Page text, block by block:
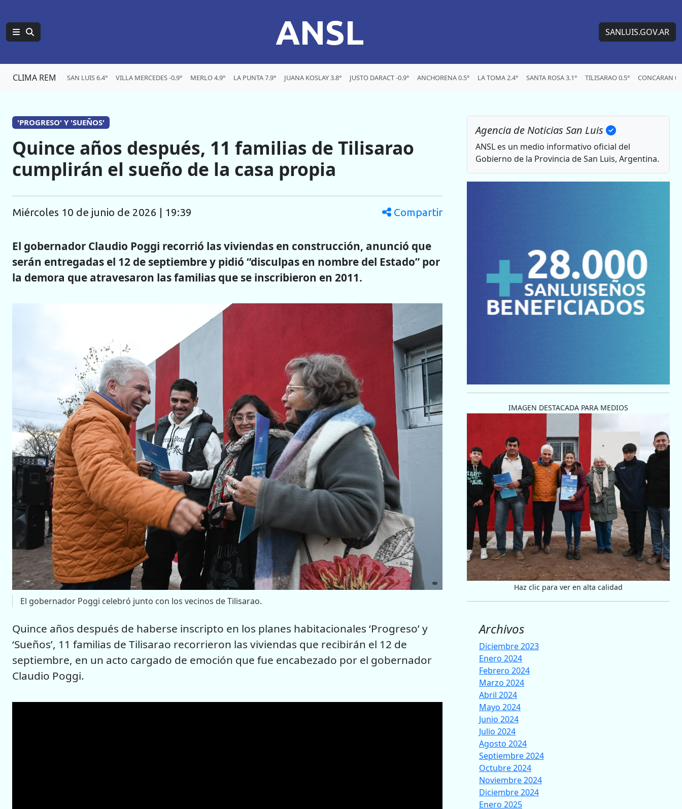
ANSL SANLUIS.GOV.AR
CLIMA REM SAN LUIS 6.4° VILLA MERCEDES -0.9° MERLO 4.9° LA PUNTA 7.9° JUANA KOSLAY 3.8° JUSTO DARACT -0.9° ANCHORENA 0.5° LA TOMA 2.4° SANTA ROSA 3.1° TILISARAO 0.5° CONCARAN
'PROGRESO' Y 'SUEÑOS'
Quince años después, 11 familias de Tilisarao
cumplirán el sueño de la casa propia
miércoles 10 de junio de 2026 | 19:39 Compartir
El gobernador Claudio Poggi recorrió las viviendas en construcción, anunció que
serán entregadas el 12 de septiembre y pidió “disculpas en nombre del Estado” por
la demora que atravesaron las familias que se inscribieron en 2011.
El gobernador Poggi celebró junto con los vecinos de Tilisarao.
Quince años después de haberse inscripto en los planes habitacionales ‘Progreso’ y
‘Sueños’, 11 familias de Tilisarao recorrieron las viviendas que recibirán el 12 de
septiembre, en un acto cargado de emoción que fue encabezado por el gobernador
Claudio Poggi.
Agencia de Noticias San Luis
ANSL es un medio informativo oficial del
Gobierno de la Provincia de San Luis, Argentina.
IMAGEN DESTACADA PARA MEDIOS
Haz clic para ver en alta calidad
Archivos
Diciembre 2023
Enero 2024
Febrero 2024
Marzo 2024
Abril 2024
Mayo 2024
Junio 2024
Julio 2024
Agosto 2024
Septiembre 2024
Octubre 2024
Noviembre 2024
Diciembre 2024
Enero 2025